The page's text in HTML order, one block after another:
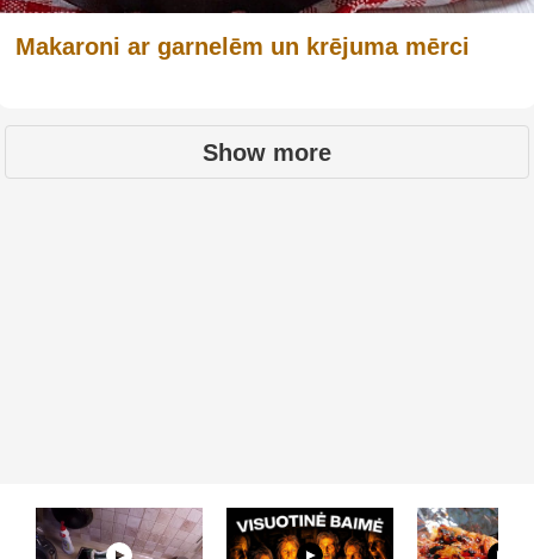
Makaroni ar garnelēm un krējuma mērci
Show more